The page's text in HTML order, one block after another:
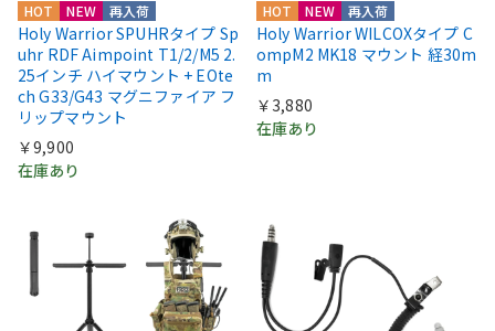
HOT NEW 再入荷
Holy Warrior SPUHRタイプ Sp
uhr RDF Aimpoint T1/2/M5 2.
25インチ ハイマウント + EOte
ch G33/G43 マグニファイア フ
リップマウント
￥9,900
在庫あり
HOT NEW 再入荷
Holy Warrior WILCOXタイプ C
ompM2 MK18 マウント 経30m
m
￥3,880
在庫あり